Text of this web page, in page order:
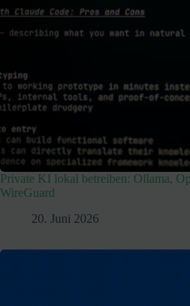
Private KI lokal betreiben: Ollama,
WireGuard
20. Juni 2026